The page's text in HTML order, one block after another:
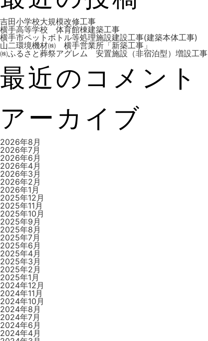
稿
ナ
ビ
ゲ
ー
シ
ョ
ン
吉田小学校大規模改修工事
横手高等学校 体育館棟建築工事
横手市ペットボトル等処理施設建設工事(建築本体工事)
山二環境機材㈱ 横手営業所「新築工事」
㈱ふるさと葬祭アグレム 安置施設（非宿泊型）増設工事
最近のコメント
アーカイブ
2026年8月
2026年7月
2026年6月
2026年4月
2026年3月
2026年2月
2026年1月
2025年12月
2025年11月
2025年10月
2025年9月
2025年8月
2025年7月
2025年6月
2025年4月
2025年3月
2025年2月
2025年1月
2024年12月
2024年11月
2024年10月
2024年8月
2024年7月
2024年6月
2024年4月